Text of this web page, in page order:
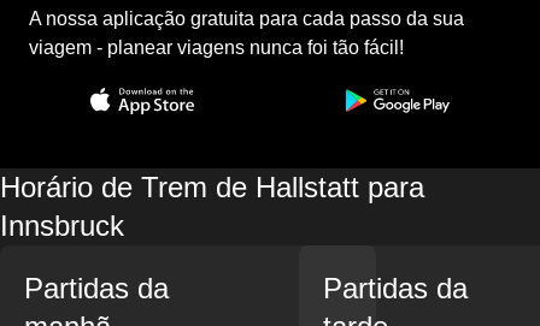
A nossa aplicação gratuita para cada passo da sua
viagem - planear viagens nunca foi tão fácil!
Horário de Trem de Hallstatt para
Innsbruck
Partidas da
Partidas da